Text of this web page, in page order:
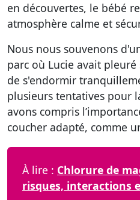
en découvertes, le bébé
atmosphère calme et
Nous nous souvenons
parc où Lucie avait
de s'endormir
plusieurs tentatives pour
avons compris
coucher adapté, comme
À lire : Chlorure de
risques, interactions